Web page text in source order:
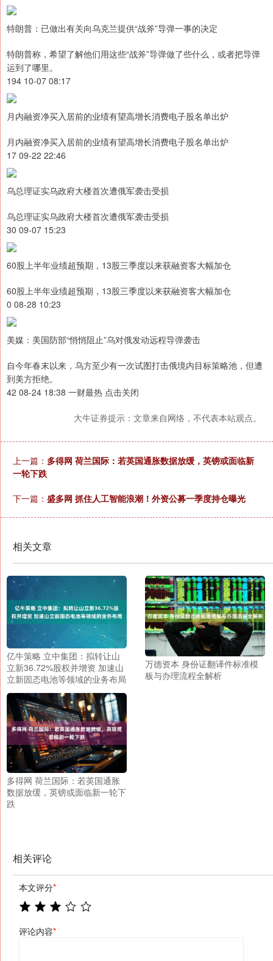
特朗普：已做出有关向乌克兰提供“战斧”导弹一事的决定
特朗普称，希望了解他们用这些“战斧”导弹做了些什么，或者把导弹
运到了哪里。
194 10-07 08:17
月内融资净买入居前的业绩有望高增长消费电子股名单出炉
月内融资净买入居前的业绩有望高增长消费电子股名单出炉
17 09-22 22:46
乌总理证实乌政府大楼首次遭俄军袭击受损
乌总理证实乌政府大楼首次遭俄军袭击受损
30 09-07 15:23
60股上半年业绩超预期，13股三季度以来获融资客大幅加仓
60股上半年业绩超预期，13股三季度以来获融资客大幅加仓
0 08-28 10:23
美媒：美国防部“悄悄阻止”乌对俄发动远程导弹袭击
自今年春末以来，乌方至少有一次试图打击俄境内目标策略池，但遭
到美方拒绝。
42 08-24 18:38 一财最热 点击关闭
大牛证券提示：文章来自网络，不代表本站观点。
上一篇： 多得网 荷兰国际：若英国通胀数据放缓，英镑或面临新
一轮下跌
下一篇： 盛多网 抓住人工智能浪潮！外资公募一季度持仓曝光
相关文章
亿牛策略 立中集团：拟转让山
立新36.72%股权并增资 加速山
立新固态电池等领域的业务布局
万德资本 身份证翻译件标准模
板与办理流程全解析
多得网 荷兰国际：若英国通胀
数据放缓，英镑或面临新一轮下
跌
相关评论
本文评分*
评论内容*